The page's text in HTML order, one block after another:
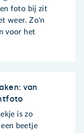
foto bij zit
weer. Zo'n
voor het
van
is zo
beetje